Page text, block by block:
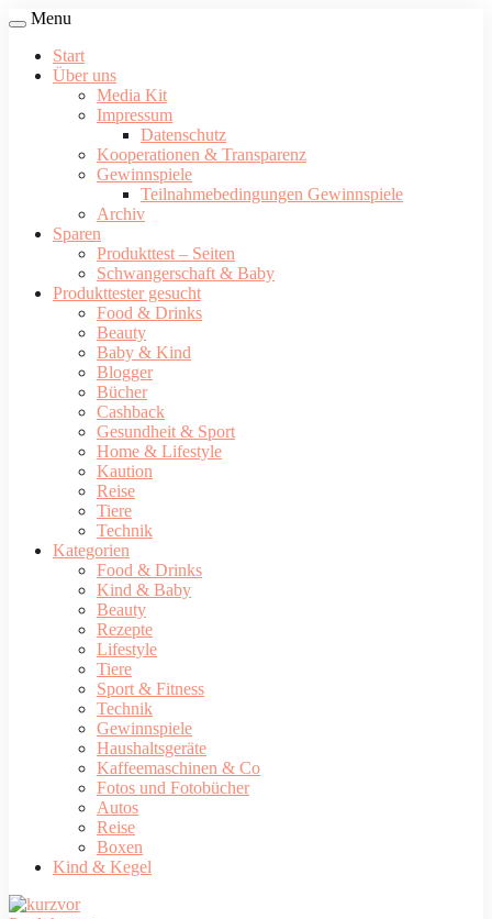
Menu
Start
Über uns
Media Kit
Impressum
Datenschutz
Kooperationen & Transparenz
Gewinnspiele
Teilnahmebedingungen Gewinnspiele
Archiv
Sparen
Produkttest – Seiten
Schwangerschaft & Baby
Produkttester gesucht
Food & Drinks
Beauty
Baby & Kind
Blogger
Bücher
Cashback
Gesundheit & Sport
Home & Lifestyle
Kaution
Reise
Tiere
Technik
Kategorien
Food & Drinks
Kind & Baby
Beauty
Rezepte
Lifestyle
Tiere
Sport & Fitness
Technik
Gewinnspiele
Haushaltsgeräte
Kaffeemaschinen & Co
Fotos und Fotobücher
Autos
Reise
Boxen
Kind & Kegel